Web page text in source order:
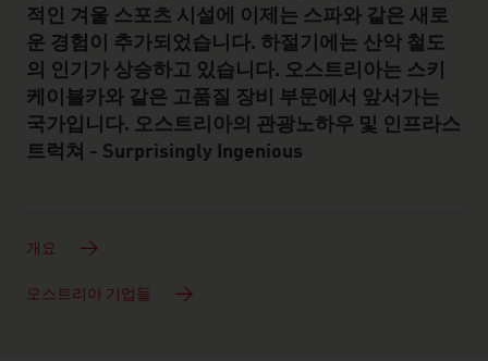
적인 겨울 스포츠 시설에 이제는 스파와 같은 새로
운 경험이 추가되었습니다. 하절기에는 산악 철도
의 인기가 상승하고 있습니다. 오스트리아는 스키
케이블카와 같은 고품질 장비 부문에서 앞서가는
국가입니다. 오스트리아의 관광노하우 및 인프라스
트럭쳐 - Surprisingly Ingenious
개요
오스트리아 기업들